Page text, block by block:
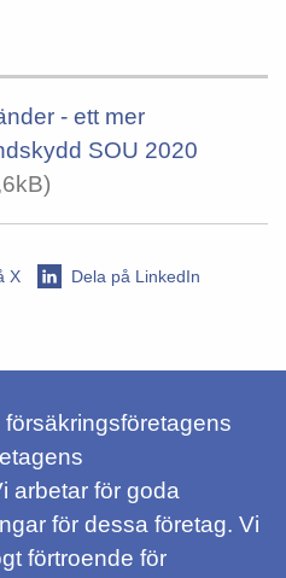
- ett mer
SOU 2020
X
Dela på LinkedIn
försäkringsföretagens
arbetar för goda
för dessa företag. Vi
förtroende för